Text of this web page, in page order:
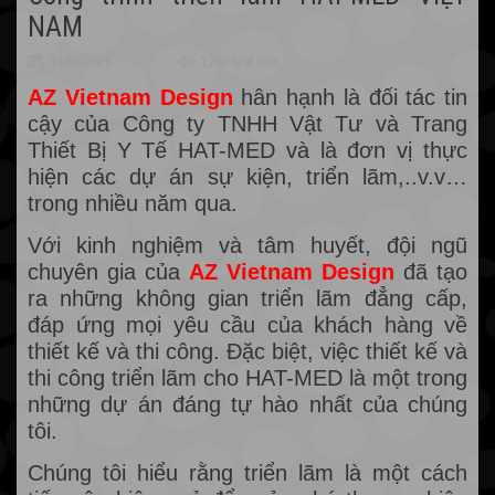
NAM
AZ Vietnam Design hân hạnh là đối tác tin
cậy của Công ty TNHH Vật Tư và Trang
Thiết Bị Y Tế HAT-MED và là đơn vị thực
hiện các dự án sự kiện, triển lãm,..v.v…
trong nhiều năm qua.
Với kinh nghiệm và tâm huyết, đội ngũ
chuyên gia của AZ Vietnam Design đã tạo
ra những không gian triển lãm đẳng cấp,
đáp ứng mọi yêu cầu của khách hàng về
thiết kế và thi công. Đặc biệt, việc thiết kế và
thi công triển lãm cho HAT-MED là một trong
những dự án đáng tự hào nhất của chúng
tôi.
Chúng tôi hiểu rằng triển lãm là một cách